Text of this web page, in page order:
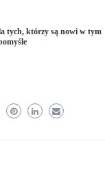
tych, którzy są nowi w tym